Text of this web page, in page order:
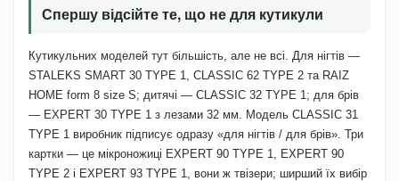
Спершу відсійте те, що не для кутикули
Кутикульних моделей тут більшість, але не всі. Для нігтів —
STALEKS SMART 30 TYPE 1, CLASSIC 62 TYPE 2 та RAIZ
HOME form 8 size S; дитячі — CLASSIC 32 TYPE 1; для брів
— EXPERT 30 TYPE 1 з лезами 32 мм. Модель CLASSIC 31
TYPE 1 виробник підписує одразу «для нігтів / для брів». Три
картки — це мікроножиці EXPERT 90 TYPE 1, EXPERT 90
TYPE 2 і EXPERT 93 TYPE 1, вони ж твізери; ширший їх вибір